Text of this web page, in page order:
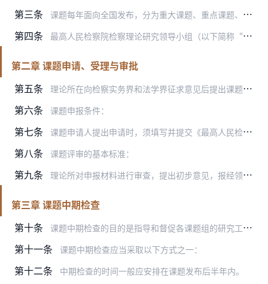
第三条 课题每年面向全国发布，分为重大课题、重点课题、一般课题和自筹经费课题。
第四条 最高人民检察院检察理论研究领导小组（以下简称“领导小组”）领导和管理最高人民检察院检察理论研究课题。
第二章 课题申请、受理与审批
第五条
理论所在向检察实务界和法学界征求意见后提出课题选题建议，经领导小组审批，向社会发布课题申报公告。
第六条 课题申报条件：
第七条 课题申请人提出申请时，须填写并提交《最高人民检察院检察理论研究课题立项申请书》，加盖单位公章，同时提交电子版申请书。
第八条 课题评审的基本标准：
第九条 理论所对申报材料进行审查，提出初步意见，报经领导小组研究决定后，向社会发布立项公告，并书面通知课题承担人。
第三章 课题中期检查
第十条
课题中期检查的目的是指导和督促各课题组的研究工作，保证课题研究工作实现课题设置的预期目标。
第十一条 课题中期检查应当采取以下方式之一：
第十二条 中期检查的时间一般应安排在课题发布后半年内。